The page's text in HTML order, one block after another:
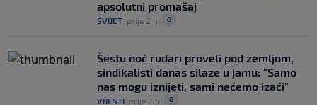
apsolutni promašaj
SVIJET prije 2 h 0
Šestu noć rudari proveli pod zemljom,
sindikalisti danas silaze u jamu: "Samo
nas mogu iznijeti, sami nećemo izaći"
VIJESTI prije 2 h 0